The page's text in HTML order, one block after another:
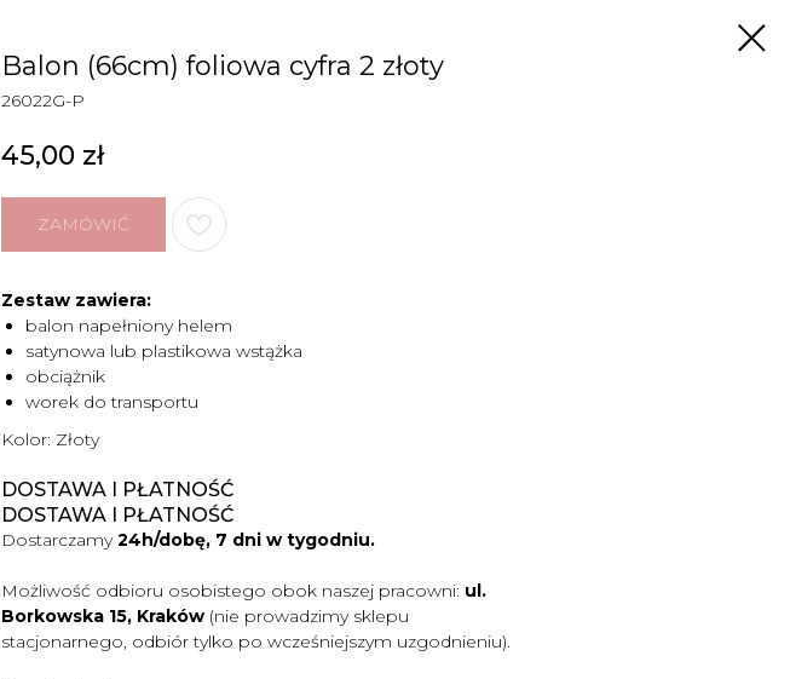
Balon (66cm) foliowa cyfra 2 złoty
26022G-P
45,00 zł
ZAMÓWIĆ
Zestaw zawiera:
balon napełniony helem
satynowa lub plastikowa wstążka
obciążnik
worek do transportu
Kolor: Złoty
DOSTAWA I PŁATNOŚĆ
DOSTAWA I PŁATNOŚĆ
Dostarczamy24h/dobę, 7 dni w tygodniu.
Możliwość odbioru osobistego obok naszej pracowni: ul.
Borkowska 15, Kraków (nie prowadzimy sklepu
stacjonarnego, odbiór tylko po wcześniejszym uzgodnieniu).